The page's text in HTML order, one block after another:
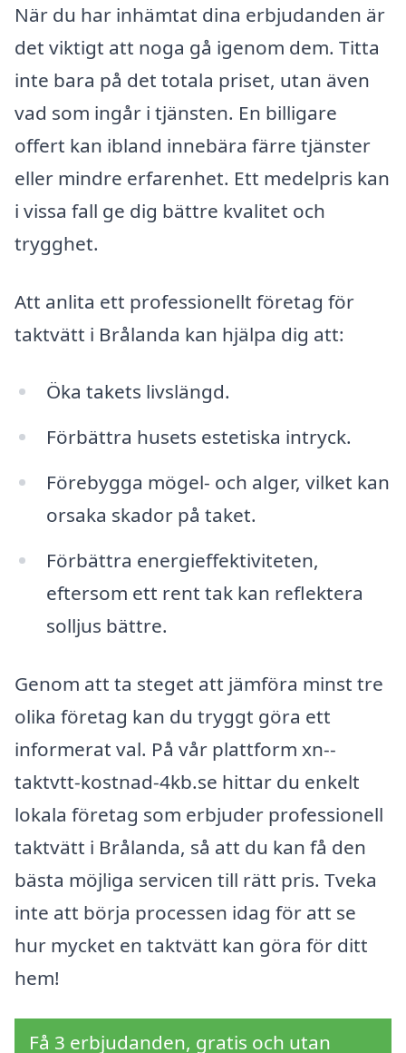
När du har inhämtat dina erbjudanden är
det viktigt att noga gå igenom dem. Titta
inte bara på det totala priset, utan även
vad som ingår i tjänsten. En billigare
offert kan ibland innebära färre tjänster
eller mindre erfarenhet. Ett medelpris kan
i vissa fall ge dig bättre kvalitet och
trygghet.
Att anlita ett professionellt företag för
taktvätt i Brålanda kan hjälpa dig att:
Öka takets livslängd.
Förbättra husets estetiska intryck.
Förebygga mögel- och alger, vilket kan
orsaka skador på taket.
Förbättra energieffektiviteten,
eftersom ett rent tak kan reflektera
solljus bättre.
Genom att ta steget att jämföra minst tre
olika företag kan du tryggt göra ett
informerat val. På vår plattform xn--
taktvtt-kostnad-4kb.se hittar du enkelt
lokala företag som erbjuder professionell
taktvätt i Brålanda, så att du kan få den
bästa möjliga servicen till rätt pris. Tveka
inte att börja processen idag för att se
hur mycket en taktvätt kan göra för ditt
hem!
Få 3 erbjudanden, gratis och utan